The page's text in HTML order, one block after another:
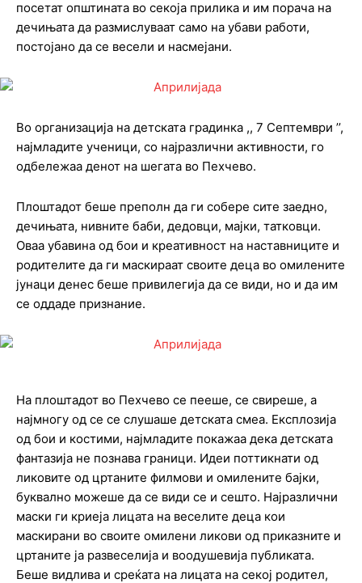
посетат општината во секоја прилика и им порача на
дечињата да размислуваат само на убави работи,
постојано да се весели и насмејани.
Во организација на детската градинка ,, 7 Септември ’’,
најмладите ученици, со најразлични активности, го
одбележаа денот на шегата во Пехчево.
Плоштадот беше преполн да ги собере сите заедно,
дечињата, нивните баби, дедовци, мајки, татковци.
Оваа убавина од бои и креативност на наставниците и
родителите да ги маскираат своите деца во омилените
јунаци денес беше привилегија да се види, но и да им
се оддаде признание.
На плоштадот во Пехчево се пееше, се свиреше, а
најмногу од се се слушаше детската смеа. Експлозија
од бои и костими, најмладите покажаа дека детската
фантазија не познава граници. Идеи поттикнати од
ликовите од цртаните филмови и омилените бајки,
буквално можеше да се види се и сешто. Најразлични
маски ги криеја лицата на веселите деца кои
маскирани во своите омилени ликови од приказните и
цртаните ја развеселија и воодушевија публиката.
Беше видлива и среќата на лицата на секој родител,